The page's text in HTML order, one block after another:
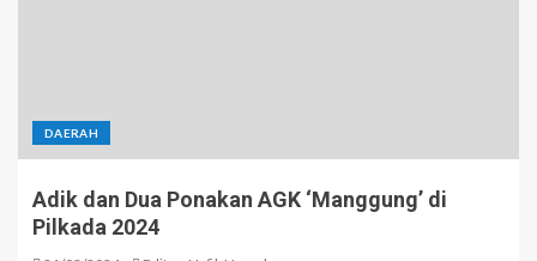
DAERAH
Adik dan Dua Ponakan AGK ‘Manggung’ di
Pilkada 2024